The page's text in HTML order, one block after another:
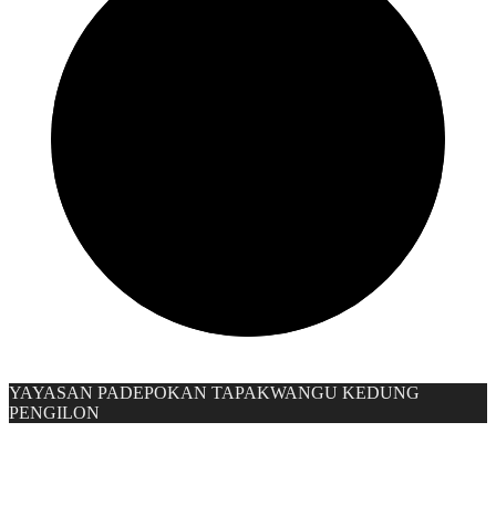
YAYASAN PADEPOKAN TAPAKWANGU KEDUNG
PENGILON